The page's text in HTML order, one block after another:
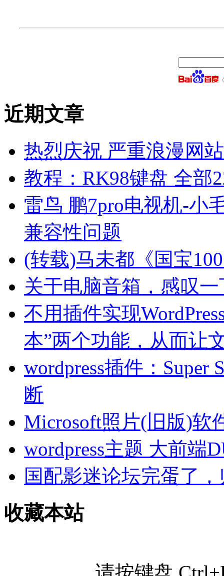
近期文章
热烈庆祝 严重浪漫网
教程：RK98键盘 全部
雷鸟 鹏7pro电视机-小
兼容性问题
(转载)马未都《国宝
关于电脑音箱，感叹
不用插件实现
本”两个功能，从而让
wordpress插件：
断
Microsoft照片(旧版)软
wordpress主题 大前端
国配影迷论坛完蛋了
收藏本站